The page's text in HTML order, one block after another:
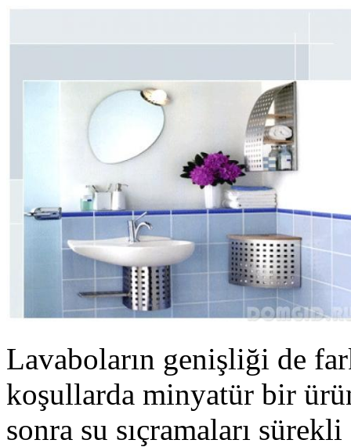
Lavaboların genişliği de
koşullarda minyatür bir
sonra su sıçramaları